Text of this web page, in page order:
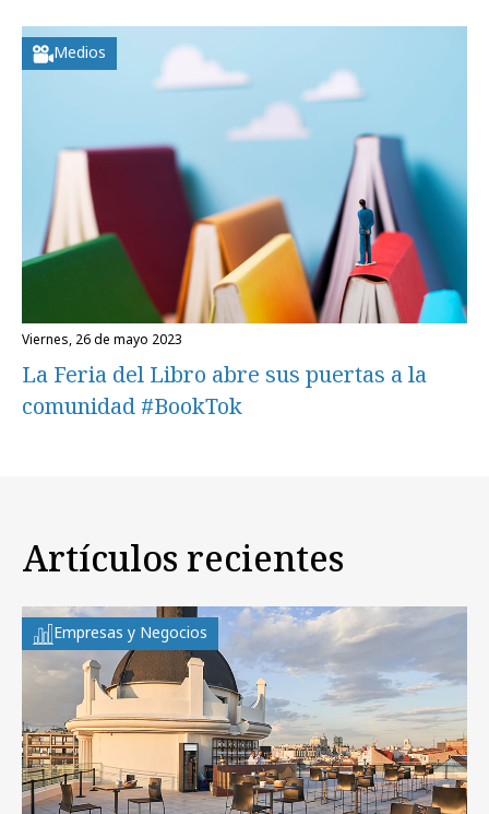
Medios
viernes, 26 de mayo 2023
La Feria del Libro abre sus puertas a la
comunidad #BookTok
Artículos recientes
Empresas y Negocios